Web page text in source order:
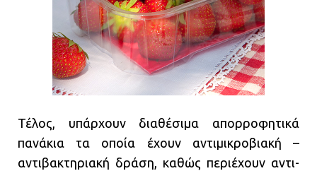
Τέλος, υπάρχουν διαθέσιμα απορροφητικά
πανάκια τα οποία έχουν αντιμικροβιακή –
αντιβακτηριακή δράση, καθώς περιέχουν αντι-